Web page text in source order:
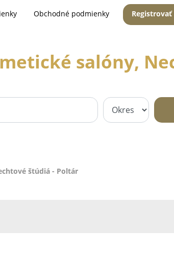
Obchodné podmienky Registrovať
salóny,
štúdiá - Poltár